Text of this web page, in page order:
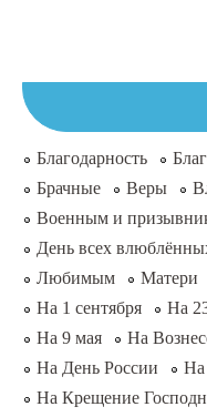
Благодарность
Брачные
Веры
Военным и
День всех
Любимым
Матери
На 1 сентября
На
На 9 мая
На
На День России
На
На Крещение